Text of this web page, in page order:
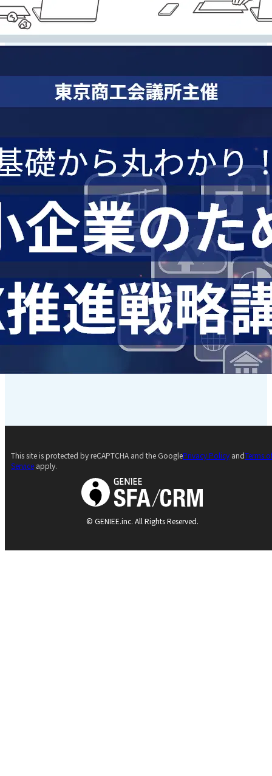
© GENIEE.inc. All Rights Reserved.
This site is protected by reCAPTCHA and the GooglePrivacy Policy andTerms
Service apply.